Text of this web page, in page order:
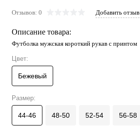
Отзывов: 0 Добавить отзыв
Описание товара:
Футболка мужская короткий рукав с принтом
Цвет:
Бежевый
Размер:
44-46 48-50 52-54 56-58